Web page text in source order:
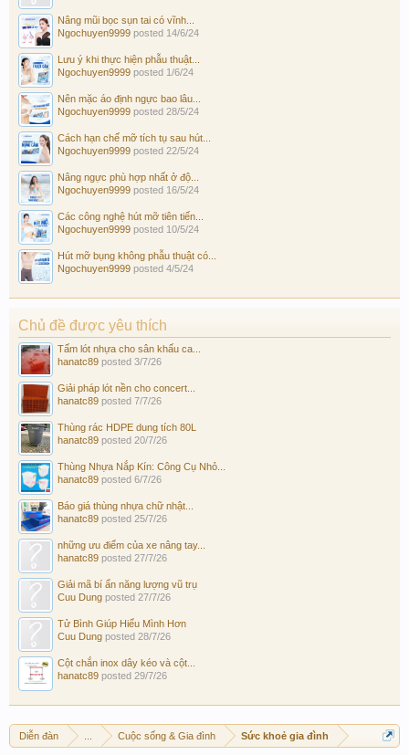
Nâng mũi bọc sụn tai có vĩnh...
Ngochuyen9999 posted 14/6/24
Lưu ý khi thực hiện phẫu thuật...
Ngochuyen9999 posted 1/6/24
Nên mặc áo định ngực bao lâu...
Ngochuyen9999 posted 28/5/24
Cách hạn chế mỡ tích tụ sau hút...
Ngochuyen9999 posted 22/5/24
Nâng ngực phù hợp nhất ở độ...
Ngochuyen9999 posted 16/5/24
Các công nghệ hút mỡ tiên tiến...
Ngochuyen9999 posted 10/5/24
Hút mỡ bụng không phẫu thuật có...
Ngochuyen9999 posted 4/5/24
Chủ đề được yêu thích
Tấm lót nhựa cho sân khấu ca...
hanatc89 posted 3/7/26
Giải pháp lót nền cho concert...
hanatc89 posted 7/7/26
Thùng rác HDPE dung tích 80L
hanatc89 posted 20/7/26
Thùng Nhựa Nắp Kín: Công Cụ Nhỏ...
hanatc89 posted 6/7/26
Báo giá thùng nhựa chữ nhật...
hanatc89 posted 25/7/26
những ưu điểm của xe nâng tay...
hanatc89 posted 27/7/26
Giải mã bí ẩn năng lượng vũ trụ
Cuu Dung posted 27/7/26
Tử Bình Giúp Hiểu Mình Hơn
Cuu Dung posted 28/7/26
Cột chắn inox dây kéo và cột...
hanatc89 posted 29/7/26
Diễn đàn Cuộc sống & Gia đình Sức khoẻ gia đình